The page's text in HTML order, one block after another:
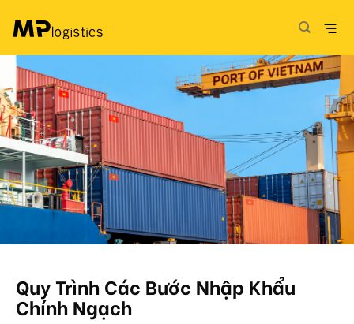
Quy Trình Các Bước Nhập Khẩu
Chính Ngạch